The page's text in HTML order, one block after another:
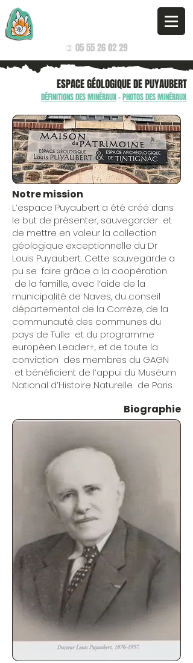
) 05 55 26 02 29
ESPACE GÉOLOGIQUE DE PUYAUBERT
DÉFINITIONS DES MINÉRAUX-PHOTOS DES MINÉRAUX
Notre mission
L’espace Puyaubert a été créé dans
le but de présenter, sauvegarder et
de mettre en valeur la collection
géologique exceptionnelle du Dr
Louis Puyaubert. Cette sauvegarde a
pu se faire grâce a la coopération
de la famille, avec l’aide de la
municipalité de Naves, du conseil
départemental de la Corrèze, de la
communauté des communes du
pays de Tulle et du programme
européen Leader+, et de toute la
conviction des membres du GAGN
et bénéficient de l’appui du Muséum
National d’Histoire Naturelle de Paris.
Biographie